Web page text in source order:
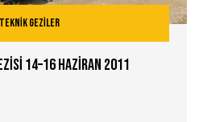
TEKNİK GEZİLER
14–16 Hazİran 2011